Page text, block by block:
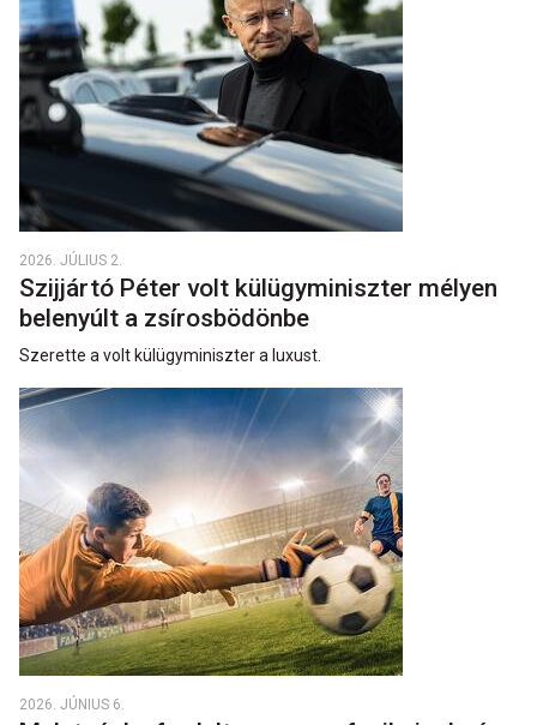
2026. JÚLIUS 2.
Szijjártó Péter volt külügyminiszter mélyen
belenyúlt a zsírosbödönbe
Szerette a volt külügyminiszter a luxust.
2026. JÚNIUS 6.